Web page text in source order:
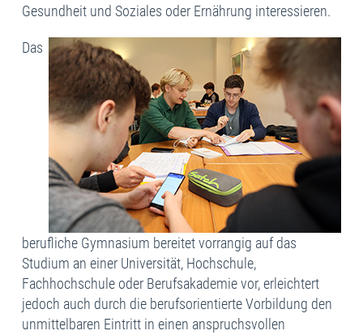
Gesundheit und Soziales oder Ernährung interessieren.
Das
berufliche Gymnasium bereitet vorrangig auf das
Studium an einer Universität, Hochschule,
Fachhochschule oder Berufsakademie vor, erleichtert
jedoch auch durch die berufsorientierte Vorbildung den
unmittelbaren Eintritt in einen anspruchsvollen